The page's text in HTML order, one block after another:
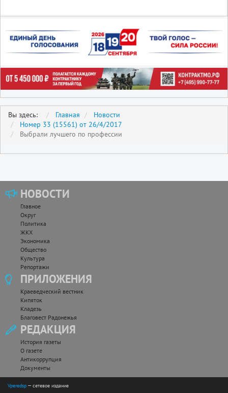
Вы здесь: Главная
Новости
Номер 33 (15561) от 26/4/2017
Выбрали лучшего по профессии
НОВОСТИ
Главное
Округ
Политика
ЖКХ
Экономика
Общество
Культура
Репортажи
ПРИЛОЖЕНИЯ
Краеведческий вестник
Кипяток
Кладезь
Благовест Радонежья
РЕДАКЦИЯ
История газеты
О газете
Антикоррупция
Документы
Vperedsp — сетевое издание